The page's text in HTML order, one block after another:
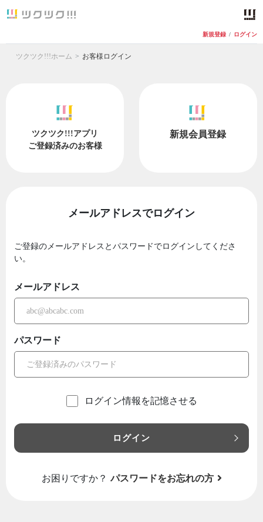
新規登録 / ログイン
ツクツク!!!ホーム お客様ログイン
ツクツク!!!アプリ
ご登録済みのお客様
新規会員登録
メールアドレスでログイン
ご登録のメールアドレスとパスワードでログインしてくださ
い。
メールアドレス
パスワード
ログイン情報を記憶させる
ログイン
お困りですか？ パスワードをお忘れの方